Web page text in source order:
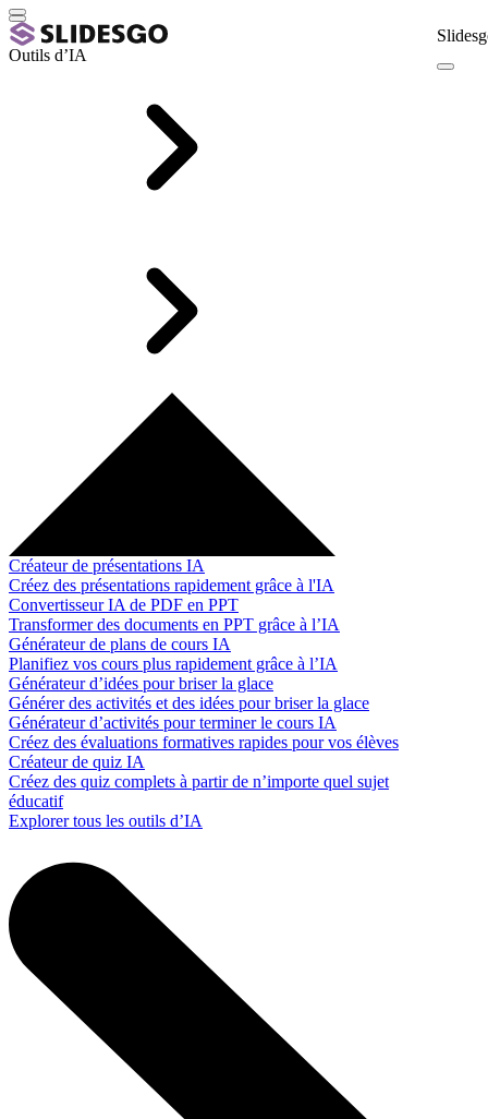
Outils d’IA
Créateur de présentations IA
Créez des présentations rapidement grâce à l'IA
Convertisseur IA de PDF en PPT
Transformer des documents en PPT grâce à l’IA
Générateur de plans de cours IA
Planifiez vos cours plus rapidement grâce à l’IA
Générateur d’idées pour briser la glace
Générer des activités et des idées pour briser la glace
Générateur d’activités pour terminer le cours IA
Créez des évaluations formatives rapides pour vos élèves
Créateur de quiz IA
Créez des quiz complets à partir de n’importe quel sujet
éducatif
Explorer tous les outils d’IA